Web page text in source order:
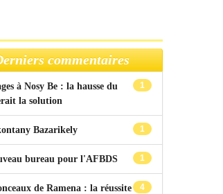
commentaires
1
à Nosy Be : la hausse du
la solution
1
Bazarikely
1
bureau pour l'AFBDS
4
de Ramena : la réussite